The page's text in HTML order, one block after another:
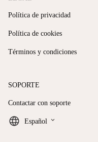
Política de privacidad
Política de cookies
Términos y condiciones
SOPORTE
Contactar con soporte
Español keyboard_arrow_down